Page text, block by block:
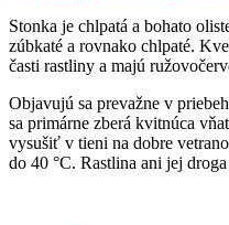
Stonka je chlpatá a bohato
zúbkaté a rovnako chlpaté.
časti rastliny a majú
Objavujú sa prevažne v
sa primárne zberá kvitnúca
vysušiť v tieni na dobre
do 40 °C. Rastlina ani jej